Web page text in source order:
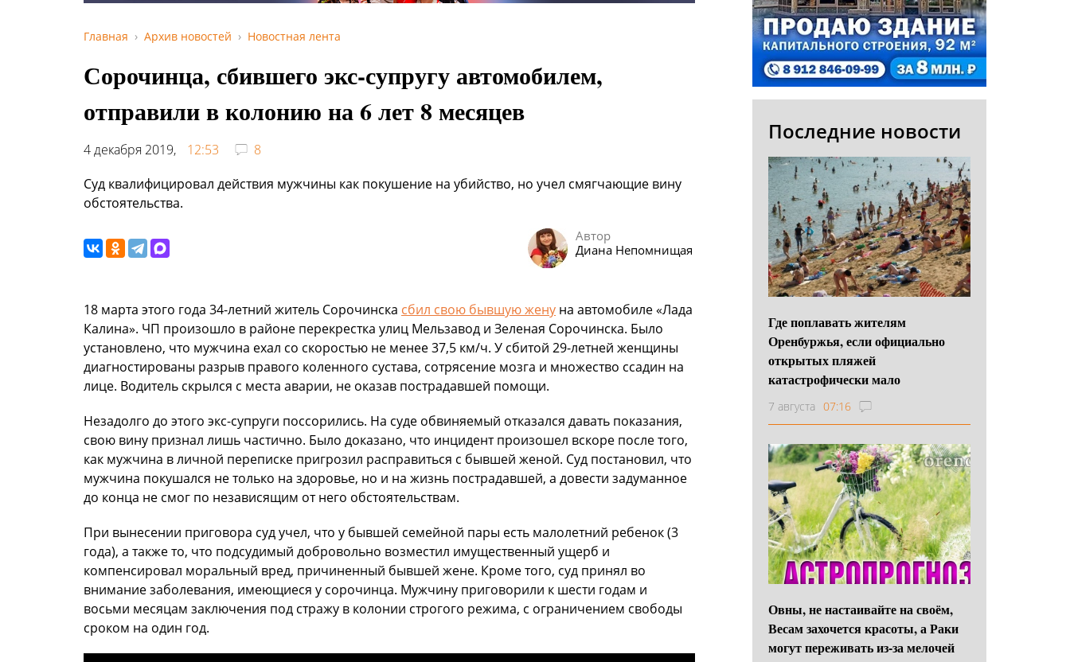
Главная Архив новостей Новостная лента
Сорочинца, сбившего экс-супругу автомобилем,
отправили в колонию на 6 лет 8 месяцев
4 декабря 2019, 12:53
8
Суд квалифицировал действия мужчины как покушение на убийство, но учел смягчающие вину
обстоятельства.
Автор
Диана Непомнищая
18 марта этого года 34-летний житель Сорочинска сбил свою бывшую жену на автомобиле «Лада
Калина». ЧП произошло в районе перекрестка улиц Мельзавод и Зеленая Сорочинска. Было
установлено, что мужчина ехал со скоростью не менее 37,5 км/ч. У сбитой 29-летней женщины
диагностированы разрыв правого коленного сустава, сотрясение мозга и множество ссадин на
лице. Водитель скрылся с места аварии, не оказав пострадавшей помощи.
Незадолго до этого экс-супруги поссорились. На суде обвиняемый отказался давать показания,
свою вину признал лишь частично. Было доказано, что инцидент произошел вскоре после того,
как мужчина в личной переписке пригрозил расправиться с бывшей женой. Суд постановил, что
мужчина покушался не только на здоровье, но и на жизнь пострадавшей, а довести задуманное
до конца не смог по независящим от него обстоятельствам.
При вынесении приговора суд учел, что у бывшей семейной пары есть малолетний ребенок (3
года), а также то, что подсудимый добровольно возместил имущественный ущерб и
компенсировал моральный вред, причиненный бывшей жене. Кроме того, суд принял во
внимание заболевания, имеющиеся у сорочинца. Мужчину приговорили к шести годам и
восьми месяцам заключения под стражу в колонии строгого режима, с ограничением свободы
сроком на один год.
Последние новости
Где поплавать жителям
Оренбуржья, если официально
открытых пляжей
катастрофически мало
7 августа 07:16
Овны, не настаивайте на своём,
Весам захочется красоты, а Раки
могут переживать из-за мелочей